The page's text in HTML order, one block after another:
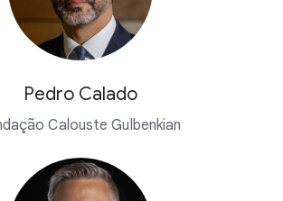
Pedro Calado
Calouste Gulbenkian